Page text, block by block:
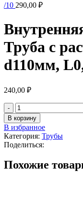
/10 290,00 ₽
Труба с
d110мм,
240,00 ₽
Количество
товара
Внутренняя
канализация
-
Труба
раструбом
В корзину
В избранное
Категория: Трубы
Поделиться:
Похожие